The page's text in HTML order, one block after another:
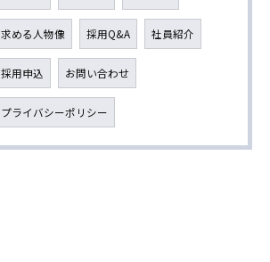
求める人物像 採用Q&A 社員紹介
採用申込 お問い合わせ
プライバシーポリシー